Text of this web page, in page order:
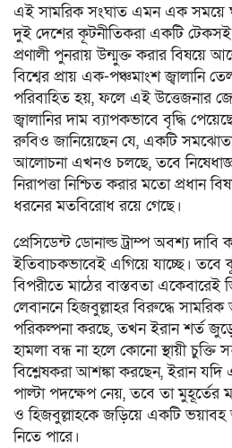
এই সামরিক সংঘাত এমন এক সময়ে
দুই দেশের কূটনীতিকরা একটি
প্রণালী পুনরায় উন্মুক্ত করার বিষয়ে
বিশ্বের প্রায় এক-পঞ্চমাংশ জ্বালানি
পরিবাহিত হয়, ফলে এই উত্তেজনার
জ্বালানির দাম ব্যাপকভাবে বৃদ্ধি পেয়েছে।
রুবিও জানিয়েছেন যে, একটি
আলোচনা এখনও চলছে, তবে
নিরাপত্তা নিশ্চিত করার মতো
ধরনের মতবিরোধ রয়ে গেছে।
প্রেসিডেন্ট ডোনাল্ড ট্রাম্প অবশ্য
ইতিবাচকভাবেই এগিয়ে যাচ্ছে।
বিপরীতে মাঠের বাস্তবতা একেবারেই
লেবাননে হিজবুল্লাহর বিরুদ্ধে
পরিকল্পনা করছে, তখন ইরান শর্ত
হামলা বন্ধ না হলে কোনো স্থায়ী চুক্তি
বিশ্লেষকরা আশঙ্কা করছেন, ইরান
পাল্টা পদক্ষেপ নেয়, তবে তা
ও হিজবুল্লাহকে জড়িয়ে একটি
নিতে পারে।